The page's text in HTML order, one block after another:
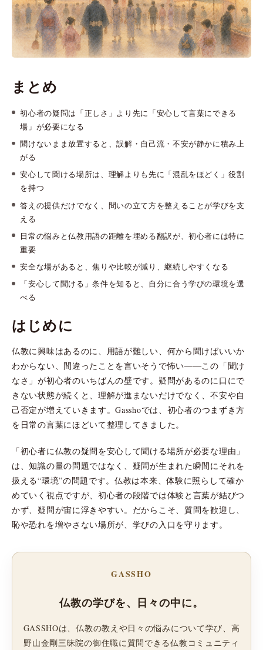
まとめ
初心者の疑問は「正しさ」より先に「安心して言葉にできる
場」が必要になる
聞けないまま放置すると、誤解・自己流・不安が静かに積み上
がる
安心して聞ける場所は、理解よりも先に「混乱をほどく」役割
を持つ
答えの提供だけでなく、問いの立て方を整えることが学びを支
える
日常の悩みと仏教用語の距離を埋める翻訳が、初心者には特に
重要
安全な場があると、焦りや比較が減り、継続しやすくなる
「安心して聞ける」条件を知ると、自分に合う学びの環境を選
べる
はじめに
仏教に興味はあるのに、用語が難しい、何から聞けばいいか
わからない、間違ったことを言いそうで怖い――この「聞け
なさ」が初心者のいちばんの壁です。疑問があるのに口にで
きない状態が続くと、理解が進まないだけでなく、不安や自
己否定が増えていきます。Gasshoでは、初心者のつまずき方
を日常の言葉にほどいて整理してきました。
「初心者に仏教の疑問を安心して聞ける場所が必要な理由」
は、知識の量の問題ではなく、疑問が生まれた瞬間にそれを
扱える“環境”の問題です。仏教は本来、体験に照らして確か
めていく視点ですが、初心者の段階では体験と言葉が結びつ
かず、疑問が宙に浮きやすい。だからこそ、質問を歓迎し、
恥や恐れを増やさない場所が、学びの入口を守ります。
GASSHO
仏教の学びを、日々の中に。
GASSHOは、仏教の教えや日々の悩みについて学び、高
野山金剛三昧院の御住職に質問できる仏教コミュニティ